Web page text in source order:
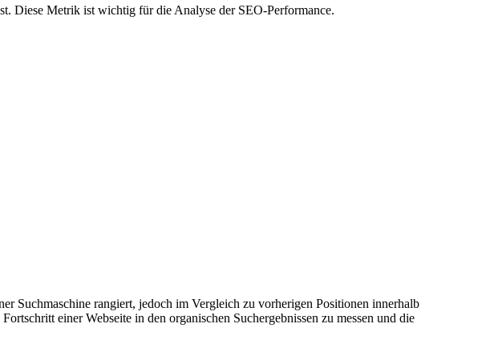
Diese Metrik ist wichtig für die Analyse der SEO-Performance.
Suchmaschine rangiert, jedoch im Vergleich zu vorherigen Positionen innerhalb
einer Webseite in den organischen Suchergebnissen zu messen und die